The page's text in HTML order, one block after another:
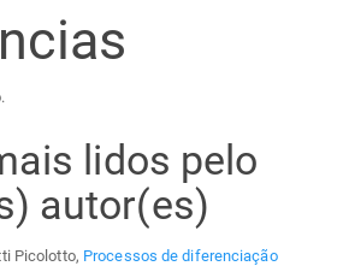
lidos pelo
autor(es)
Picolotto, Processos de diferenciação